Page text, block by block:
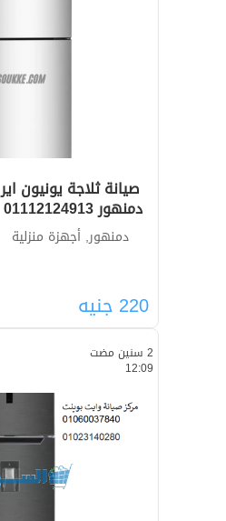
صيانة ثلاجة يونيون اير
دمنهور ‎ 01112124913
دمنهور, أجهزة منزلية
220 جنيه
2 سنين مضت
12:09